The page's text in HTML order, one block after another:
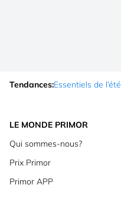
Tendances:Essentiels de l’été
LE MONDE PRIMOR
Qui sommes-nous?
Prix Primor
Primor APP